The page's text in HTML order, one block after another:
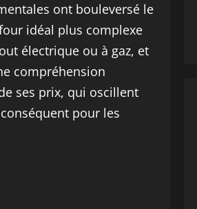
ont bouleversé le
idéal plus complexe
électrique ou à gaz, et
compréhension
ses prix, qui oscillent
pour les